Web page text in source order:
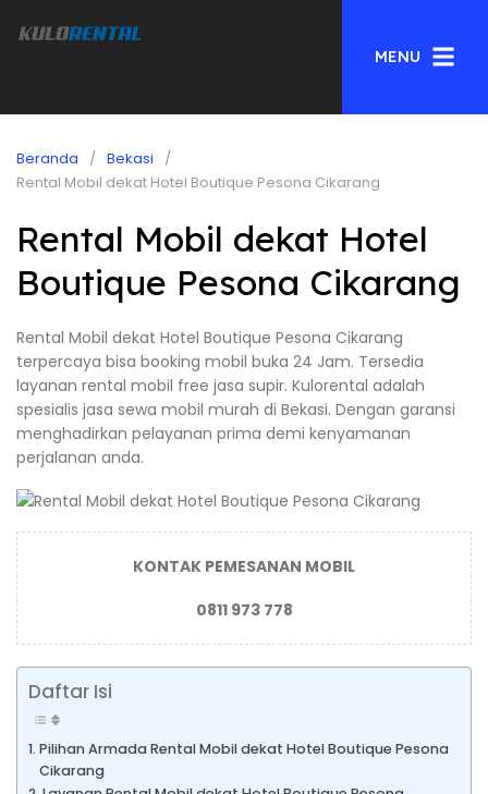
MENU
Beranda
Bekasi
Rental Mobil dekat Hotel Boutique Pesona Cikarang
Rental Mobil dekat Hotel
Boutique Pesona Cikarang
Rental Mobil dekat Hotel Boutique Pesona Cikarang
terpercaya bisa booking mobil buka 24 Jam. Tersedia
layanan rental mobil free jasa supir. Kulorental adalah
spesialis jasa sewa mobil murah di Bekasi. Dengan garansi
menghadirkan pelayanan prima demi kenyamanan
perjalanan anda.
KONTAK PEMESANAN MOBIL
0811 973 778
Daftar Isi
Pilihan Armada Rental Mobil dekat Hotel Boutique Pesona
Cikarang